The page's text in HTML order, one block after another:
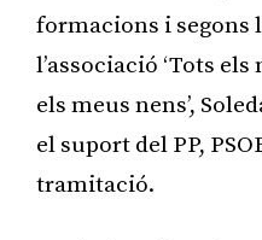
formacions i segons
l’associació ‘Tots
els meus nens’,
el suport del PP,
tramitació.